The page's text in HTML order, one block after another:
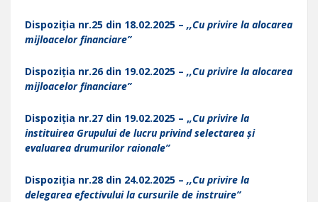
Dispoziția nr.25 din 18.02.2025 – ,,Cu privire la alocarea
mijloacelor financiare”
Dispoziția nr.26 din 19.02.2025 – ,,Cu privire la alocarea
mijloacelor financiare”
Dispoziția nr.27 din 19.02.2025 – ,,Cu privire la
instituirea Grupului de lucru privind selectarea și
evaluarea drumurilor raionale”
Dispoziția nr.28 din 24.02.2025 – ,,Cu privire la
delegarea efectivului la cursurile de instruire”